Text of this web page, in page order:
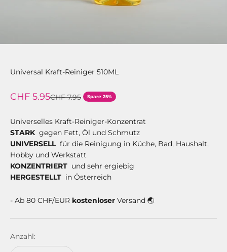
Universal Kraft-Reiniger 510ML
Angebot
CHF 5.95Regulärer Preis
CHF 7.95 Spare 25%
Universelles Kraft-Reiniger-Konzentrat
STARKgegen Fett, Öl und Schmutz
UNIVERSELLfür die Reinigung in Küche, Bad, Haushalt,
Hobby und Werkstatt
KONZENTRIERT und sehr ergiebig
HERGESTELLT in Österreich
- Ab 80 CHF/EUR kostenloser Versand 🌏
Anzahl: